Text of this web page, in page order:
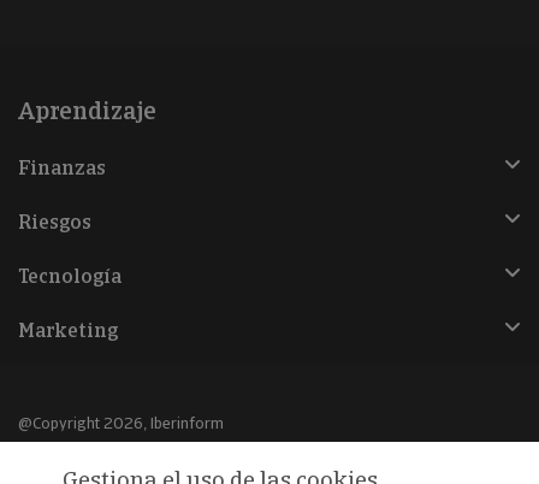
Aprendizaje
Finanzas
Riesgos
Tecnología
Marketing
@Copyright 2026, Iberinform